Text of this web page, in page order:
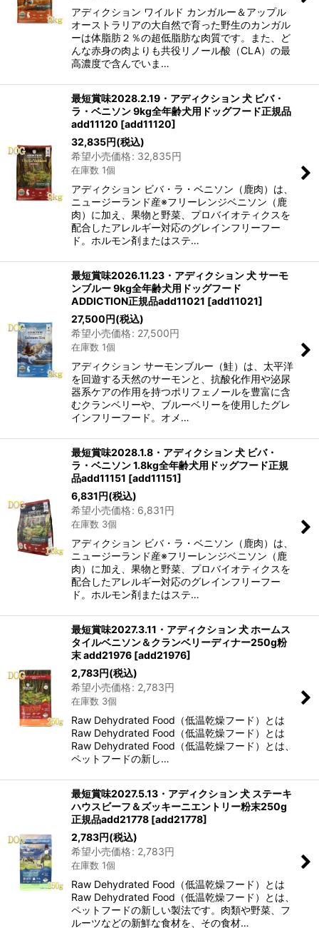
アディクション ワイルド カンガルー＆アップル
オーストラリアの大自然で育った野生のカンガル
ーは体脂肪２％の超低脂肪な肉質です。また、ど
んな赤身の肉よりも共役リノール酸（CLA）の最
高濃度で含んでいま…
最短賞味2028.2.19・アディクション 犬 ビバ・
ラ・ベニソン 9kg全年齢犬用ドッグフード正規品
add11120 [add11120]
32,835円(税込)
希望小売価格: 32,835円
在庫数 1個
アディクション ビバ・ラ・ベニソン（鹿肉）は、
ニュージーランド産※フリーレンジベニソン（鹿
肉）に加え、果物と野菜、プロバイオティクスを
配合したアレルギー対応のグレインフリーフー
ド。ホルモン剤またはステ…
最短賞味2026.11.23・アディクション 犬 サーモ
ンブルー 9kg全年齢犬用ドッグフード
ADDICTION正規品add11021 [add11021]
27,500円(税込)
希望小売価格: 27,500円
在庫数 1個
アディクション サーモンブルー（鮭）は、太平洋
を回遊する天然のサーモンと、抗酸化作用や泌尿
器系ケアの作用を持つポリフェノールを豊富に含
むクランベリーや、ブルーベリーを使用したグレ
インフリーフード。オメ…
最短賞味2028.1.8・アディクション 犬 ビバ・
ラ・ベニソン 1.8kg全年齢犬用ドッグフード正規
品add11151 [add11151]
6,831円(税込)
希望小売価格: 6,831円
在庫数 3個
アディクション ビバ・ラ・ベニソン（鹿肉）は、
ニュージーランド産※フリーレンジベニソン（鹿
肉）に加え、果物と野菜、プロバイオティクスを
配合したアレルギー対応のグレインフリーフー
ド。ホルモン剤またはステ…
最短賞味2027.3.11・アディクション 犬 ホームス
タイルベニソン＆クランベリーディナー250g粉
末 add21976 [add21976]
2,783円(税込)
希望小売価格: 2,783円
在庫数 3個
Raw Dehydrated Food（低温乾燥フード）とは
Raw Dehydrated Food（低温乾燥フード）とは
Raw Dehydrated Food（低温乾燥フード）とは、
ペットフードの新し…
最短賞味2027.5.13・アディクション 犬 ステーキ
ハウスビーフ＆ズッキーニエントリー粉末250g
正規品add21778 [add21778]
2,783円(税込)
希望小売価格: 2,783円
在庫数 1個
Raw Dehydrated Food（低温乾燥フード）とは
Raw Dehydrated Food（低温乾燥フード）とは、
ペットフードの新しい製法です。肉類や野菜、フ
ルーツなどの新鮮な食材を、その食材…